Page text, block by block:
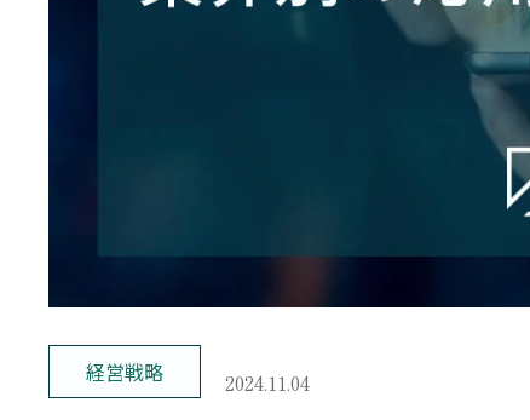
– レポーティング
– Looker Studio構築サービス
経営戦略
2024.11.04